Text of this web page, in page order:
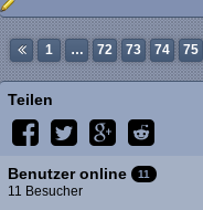
1 … 72 73 74 75
Teilen
Benutzer online 11
11 Besucher